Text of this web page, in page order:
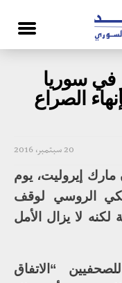
في سوريا
الصراع
20 سبتمبر، 2016
إيروليت، يوم
الروسي لوقف
لا يزال الأمل
“الاتفاق